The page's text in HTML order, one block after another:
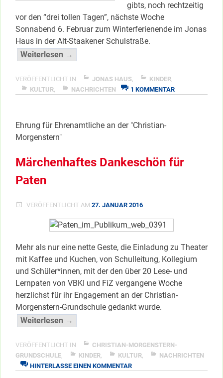
gibts, noch rechtzeitig
vor den “drei tollen Tagen”, nächste Woche
Sonnabend 6. Februar zum Winterferienende im Jonas
Haus in der Alt-Staakener Schulstraße.
Weiterlesen →
in
Jonas
VERÖFFENTLICHT IN JONAS HAUS, KINDER,
KULTUR, NACHRICHTEN 1 KOMMENTARZU
Ehrung für Ehrenamtliche an der "Christian-
Morgenstern"
Märchenhaftes Dankeschön für
Paten
VERÖFFENTLICHT AM 27. JANUAR 2016
Mehr als nur eine nette Geste, die Einladung zu Theater
mit Kaffee und Kuchen, von Schulleitung, Kollegium
und Schüler*innen, mit der den über 20 Lese- und
Lernpaten von VBKI und FiZ vergangene Woche
herzlichst für ihr Engagement an der Christian-
Morgenstern-Grundschule gedankt wurde.
Weiterlesen →
für
Paten”
</span
VERÖFFENTLICHT IN
CHRISTIAN-MORGENSTERN-
GRUNDSCHULE
KINDER KULTUR
NACHRICHTEN
HINTERLASSE EINEN KOMMENTARZU
MÄRCHENHAFTES